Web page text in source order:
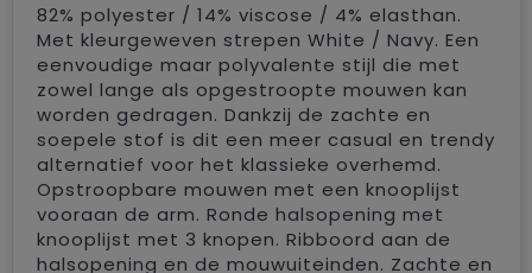
82% polyester / 14% viscose / 4% elasthan.
Met kleurgeweven strepen White / Navy. Een
eenvoudige maar polyvalente stijl die met
zowel lange als opgestroopte mouwen kan
worden gedragen. Dankzij de zachte en
soepele stof is dit een meer casual en trendy
alternatief voor het klassieke overhemd.
Opstroopbare mouwen met een knooplijst
vooraan de arm. Ronde halsopening met
knooplijst met 3 knopen. Ribboord aan de
halsopening en de mouwuiteinden. Zachte en